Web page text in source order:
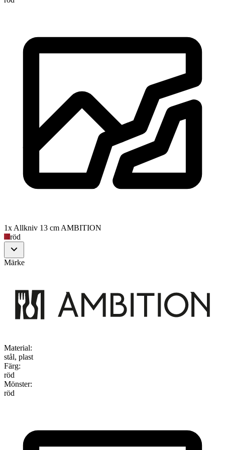
1x Allkniv 13 cm AMBITION
röd
Märke
Material:
stål, plast
Färg:
röd
Mönster:
röd